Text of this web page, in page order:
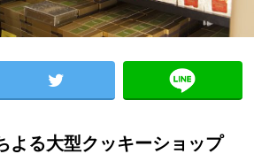
よる大型クッキーショップ